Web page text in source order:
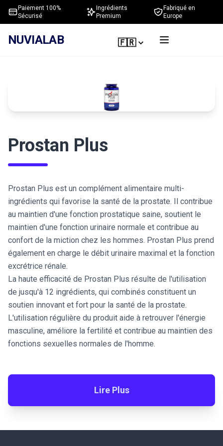
Paiement 100%
Sécurisé
Ingrédients
Premium
Fabriqué en
Europe
NUVIALAB 🇫🇷
Prostan Plus
Prostan Plus est un complément alimentaire multi-
ingrédients qui favorise la santé de la prostate. Il contribue
au maintien d'une fonction prostatique saine, soutient le
maintien d'une fonction urinaire normale et contribue au
confort de la miction chez les hommes. Prostan Plus prend
également en charge le débit urinaire maximal et la fonction
excrétrice rénale.
La haute efficacité de Prostan Plus résulte de l'utilisation
de jusqu'à 12 ingrédients, qui combinés constituent un
soutien innovant et fort pour la santé de la prostate.
L'utilisation régulière du produit aide à retrouver l'énergie
masculine, améliore la fertilité et contribue au maintien des
fonctions sexuelles normales de l'homme.
Lire Plus